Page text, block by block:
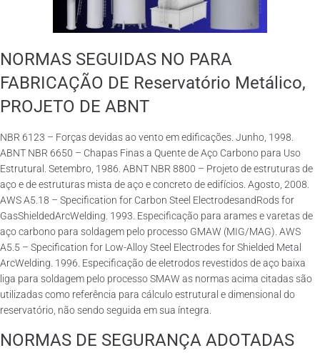
NORMAS SEGUIDAS NO PARA
FABRICAÇÃO DE Reservatório Metálico,
PROJETO DE ABNT
NBR 6123 – Forças devidas ao vento em edificações. Junho, 1998.
ABNT NBR 6650 – Chapas Finas a Quente de Aço Carbono para Uso
Estrutural. Setembro, 1986. ABNT NBR 8800 – Projeto de estruturas de
aço e de estruturas mista de aço e concreto de edifícios. Agosto, 2008.
AWS A5.18 – Specification for Carbon Steel ElectrodesandRods for
GasShieldedArcWelding. 1993. Especificação para arames e varetas de
aço carbono para soldagem pelo processo GMAW (MIG/MAG). AWS
A5.5 – Specification for Low-Alloy Steel Electrodes for Shielded Metal
ArcWelding. 1996. Especificação de eletrodos revestidos de aço baixa
liga para soldagem pelo processo SMAW as normas acima citadas são
utilizadas como referência para cálculo estrutural e dimensional do
reservatório, não sendo seguida em sua íntegra.
NORMAS DE SEGURANÇA ADOTADAS